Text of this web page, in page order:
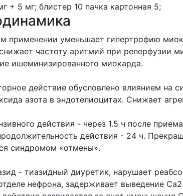
+ 5 мг; блистер 10 пачка картонная 5;
применении уменьшает гипертрофию
частоту аритмий при реперфузии
ишеминизированного миокарда.
действие обусловлено влиянием на
азота в эндотелиоцитах. Cнижает
действия - через 1.5 ч после
действия - 24 ч.
синдромом «отмены».
- тиазидный диуретик, нарушает
нефрона, задерживает выведение